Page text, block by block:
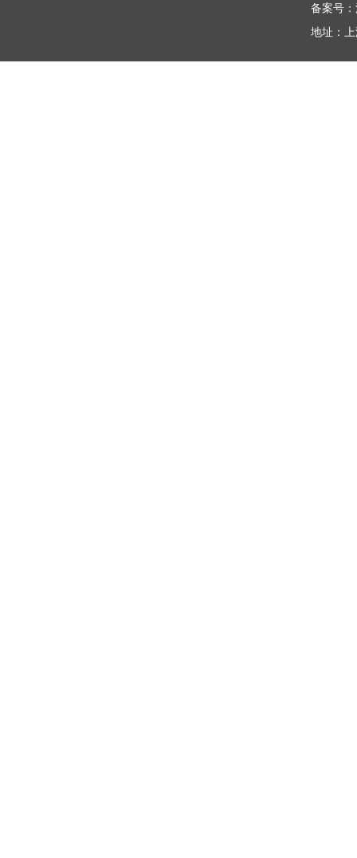
备案号：
地址：